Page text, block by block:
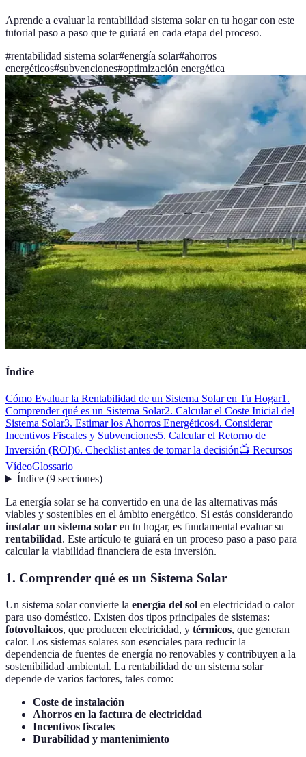
Aprende a evaluar la rentabilidad sistema solar en tu hogar con este
tutorial paso a paso que te guiará en cada etapa del proceso.
#rentabilidad sistema solar#energía solar#ahorros
energéticos#subvenciones#optimización energética
Índice
Cómo Evaluar la Rentabilidad de un Sistema Solar en Tu Hogar1.
Comprender qué es un Sistema Solar2. Calcular el Coste Inicial del
Sistema Solar3. Estimar los Ahorros Energéticos4. Considerar
Incentivos Fiscales y Subvenciones5. Calcular el Retorno de
Inversión (ROI)6. Checklist antes de tomar la decisión📺 Recursos
VídeoGlossario
Índice(9 secciones)
La energía solar se ha convertido en una de las alternativas más
viables y sostenibles en el ámbito energético. Si estás considerando
instalar un sistema solar en tu hogar, es fundamental evaluar su
rentabilidad. Este artículo te guiará en un proceso paso a paso para
calcular la viabilidad financiera de esta inversión.
1. Comprender qué es un Sistema Solar
Un sistema solar convierte la energía del sol en electricidad o calor
para uso doméstico. Existen dos tipos principales de sistemas:
fotovoltaicos, que producen electricidad, y térmicos, que generan
calor. Los sistemas solares son esenciales para reducir la
dependencia de fuentes de energía no renovables y contribuyen a la
sostenibilidad ambiental. La rentabilidad de un sistema solar
depende de varios factores, tales como:
Coste de instalación
Ahorros en la factura de electricidad
Incentivos fiscales
Durabilidad y mantenimiento